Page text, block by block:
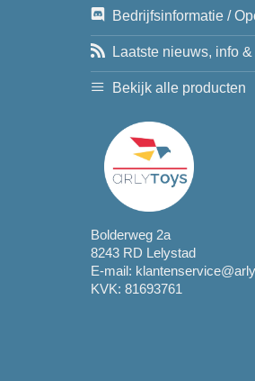
Bedrijfsinformatie /
Laatste nieuws, info
Bekijk alle producten
Bolderweg 2a
8243 RD Lelystad
E-mail:
KVK: 81693761